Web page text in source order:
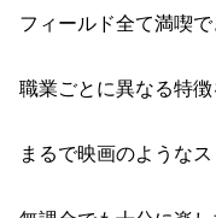
フィールド全て満喫で
職業ごとに異なる特徴
まるで映画のようなス